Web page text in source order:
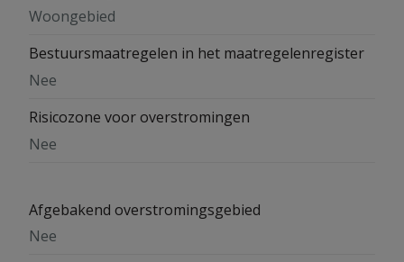
Woongebied
Bestuursmaatregelen in het maatregelenregister
Nee
Risicozone voor overstromingen
Nee
Afgebakend overstromingsgebied
Nee